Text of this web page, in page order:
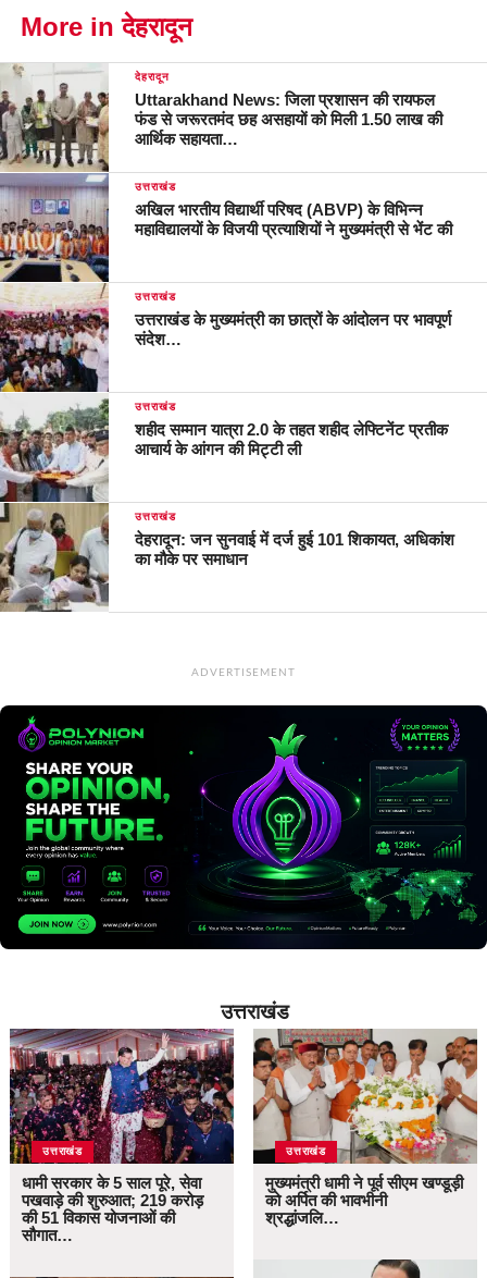
More in देहरादून
देहरादून
Uttarakhand News: जिला प्रशासन की रायफल
फंड से जरूरतमंद छह असहायों को मिली 1.50 लाख की
आर्थिक सहायता…
उत्तराखंड
अखिल भारतीय विद्यार्थी परिषद (ABVP) के विभिन्न
महाविद्यालयों के विजयी प्रत्याशियों ने मुख्यमंत्री से भेंट की
उत्तराखंड
उत्तराखंड के मुख्यमंत्री का छात्रों के आंदोलन पर भावपूर्ण
संदेश…
उत्तराखंड
शहीद सम्मान यात्रा 2.0 के तहत शहीद लेफ्टिनेंट प्रतीक
आचार्य के आंगन की मिट्टी ली
उत्तराखंड
देहरादून: जन सुनवाई में दर्ज हुई 101 शिकायत, अधिकांश
का मौके पर समाधान
ADVERTISEMENT
उत्तराखंड
उत्तराखंड
धामी सरकार के 5 साल पूरे, सेवा
पखवाड़े की शुरुआत; 219 करोड़
की 51 विकास योजनाओं की
सौगात…
उत्तराखंड
मुख्यमंत्री धामी ने पूर्व सीएम खण्डूड़ी
को अर्पित की भावभीनी
श्रद्धांजलि…